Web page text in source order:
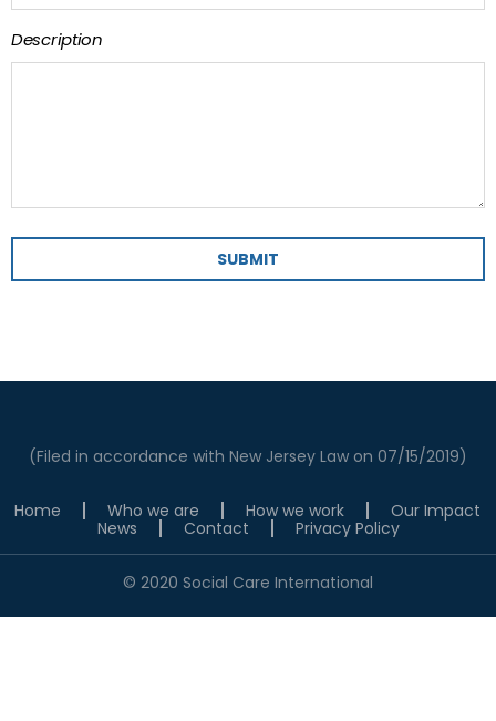
Description
SUBMIT
(Filed in accordance with New Jersey Law on 07/15/2019)
Home Who we are How we work
Our Impact
News
Contact Privacy Policy
© 2020 Social Care International